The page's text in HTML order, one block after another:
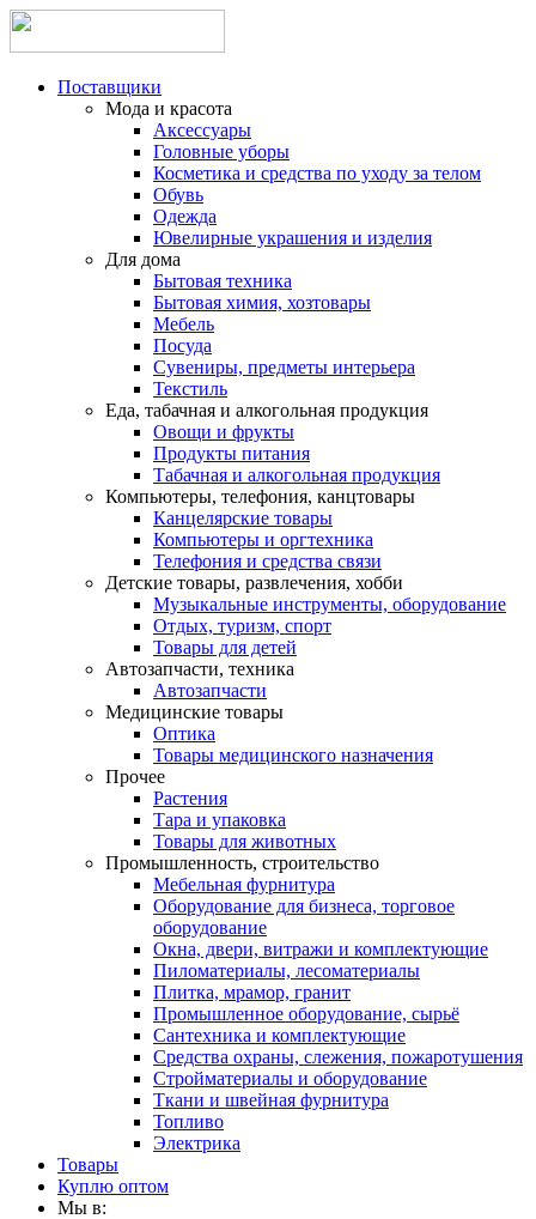
Поставщики
Мода и красота
Аксессуары
Головные уборы
Косметика и средства по уходу за телом
Обувь
Одежда
Ювелирные украшения и изделия
Для дома
Бытовая техника
Бытовая химия, хозтовары
Мебель
Посуда
Сувениры, предметы интерьера
Текстиль
Еда, табачная и алкогольная продукция
Овощи и фрукты
Продукты питания
Табачная и алкогольная продукция
Компьютеры, телефония, канцтовары
Канцелярские товары
Компьютеры и оргтехника
Телефония и средства связи
Детские товары, развлечения, хобби
Музыкальные инструменты, оборудование
Отдых, туризм, спорт
Товары для детей
Автозапчасти, техника
Автозапчасти
Медицинские товары
Оптика
Товары медицинского назначения
Прочее
Растения
Тара и упаковка
Товары для животных
Промышленность, строительство
Мебельная фурнитура
Оборудование для бизнеса, торговое
оборудование
Окна, двери, витражи и комплектующие
Пиломатериалы, лесоматериалы
Плитка, мрамор, гранит
Промышленное оборудование, сырьё
Сантехника и комплектующие
Средства охраны, слежения, пожаротушения
Стройматериалы и оборудование
Ткани и швейная фурнитура
Топливо
Электрика
Товары
Куплю оптом
Мы в: